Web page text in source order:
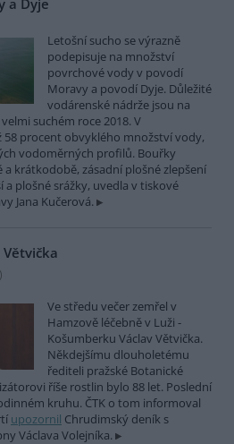
Letošní sucho se výrazně
podepisuje na množství
povrchové vody v povodí
Moravy a povodí Dyje. Důležité
vodárenské nádrže jsou na
suchém roce 2018. V
58 procent obvyklého množství vody,
vodoměrných profilů. Bouřky
krátkodobě, zásadní plošné zlepšení
a plošné srážky, uvedla v tiskové
Jana Kučerová.
)
Ve středu večer zemřel v
Hamzově léčebně v Luži -
Košumberku Václav Větvička.
Někdejšímu dlouholetému
řediteli pražské Botanické
říše rostlin bylo 88 let. Poslední
kruhu. ČTK o tom informoval
upozornil Chrudimský deník s
Václava Volejníka.